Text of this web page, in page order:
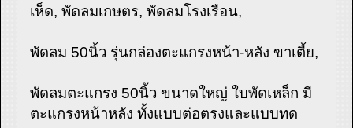
เห็ด, พัดลมเกษตร, พัดลมโรงเรือน,
พัดลม 50นิ้ว รุ่นกล่องตะแกรงหน้า-หลัง ขาเตี้ย,
พัดลมตะแกรง 50นิ้ว ขนาดใหญ่ ใบพัดเหล็ก มี
ตะแกรงหน้าหลัง ทั้งแบบต่อตรงและแบบทด